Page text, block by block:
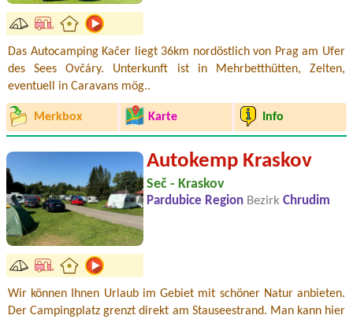
Das Autocamping Kačer liegt 36km nordöstlich von Prag am Ufer
des Sees Ovčáry. Unterkunft ist in Mehrbetthütten, Zelten,
eventuell in Caravans mög..
Merkbox Karte Info
Autokemp Kraskov
Seč - Kraskov
Pardubice Region Bezirk Chrudim
Wir können Ihnen Urlaub im Gebiet mit schöner Natur anbieten.
Der Campingplatz grenzt direkt am Stauseestrand. Man kann hier